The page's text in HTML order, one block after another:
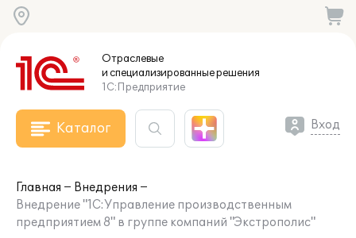
Отраслевые
и специализированныерешения
1С:Предприятие
Каталог Вход
Главная
Внедрения
Внедрение "1С:Управление производственным
предприятием 8" в группе компаний "Экстрополис"